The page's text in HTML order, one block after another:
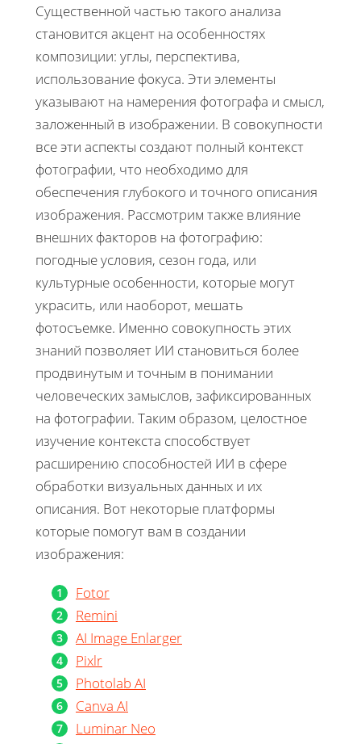
Существенной частью такого анализа
становится акцент на особенностях
композиции: углы, перспектива,
использование фокуса. Эти элементы
указывают на намерения фотографа и смысл,
заложенный в изображении. В совокупности
все эти аспекты создают полный контекст
фотографии, что необходимо для
обеспечения глубокого и точного описания
изображения. Рассмотрим также влияние
внешних факторов на фотографию:
погодные условия, сезон года, или
культурные особенности, которые могут
украсить, или наоборот, мешать
фотосъемке. Именно совокупность этих
знаний позволяет ИИ становиться более
продвинутым и точным в понимании
человеческих замыслов, зафиксированных
на фотографии. Таким образом, целостное
изучение контекста способствует
расширению способностей ИИ в сфере
обработки визуальных данных и их
описания. Вот некоторые платформы
которые помогут вам в создании
изображения:
Fotor
Remini
AI Image Enlarger
Pixlr
Photolab AI
Canva AI
Luminar Neo